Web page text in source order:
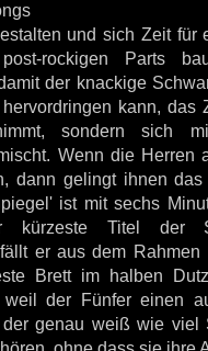
und sich Zeit für
rockigen Parts
der knackige
kann, das
sondern sich
Wenn die Herren
dann gelingt ihnen
ist mit sechs
kürzeste Titel der
er aus dem
Brett im halben
weil der Fünfer einen
der genau weiß wie viel